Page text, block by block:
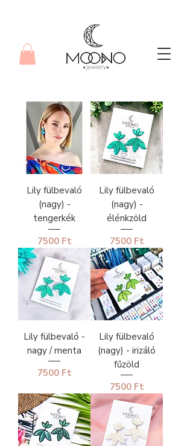
Lily fülbevaló
(nagy) -
tengerkék
Ár
7500 Ft
Lily fülbevaló
(nagy) -
élénkzöld
Ár
7500 Ft
Lily fülbevaló -
nagy / menta
Ár
7500 Ft
Lily fülbevaló
(nagy) - irizáló
fűzöld
Ár
7500 Ft